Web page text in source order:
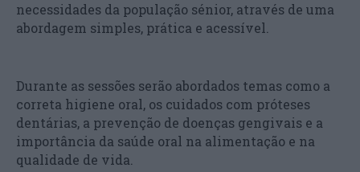
necessidades da população sénior, através de uma
abordagem simples, prática e acessível.
Durante as sessões serão abordados temas como a
correta higiene oral, os cuidados com próteses
dentárias, a prevenção de doenças gengivais e a
importância da saúde oral na alimentação e na
qualidade de vida.